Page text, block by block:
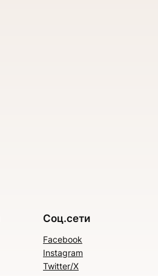
Соц.сети
Facebook
Instagram
Twitter/X